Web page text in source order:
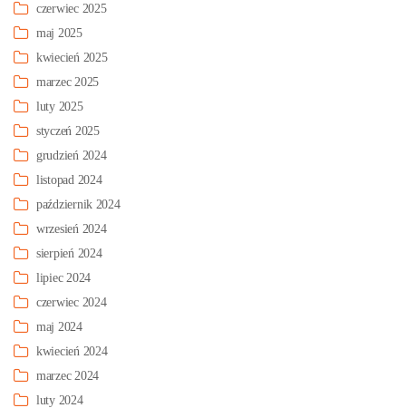
czerwiec 2025
maj 2025
kwiecień 2025
marzec 2025
luty 2025
styczeń 2025
grudzień 2024
listopad 2024
październik 2024
wrzesień 2024
sierpień 2024
lipiec 2024
czerwiec 2024
maj 2024
kwiecień 2024
marzec 2024
luty 2024